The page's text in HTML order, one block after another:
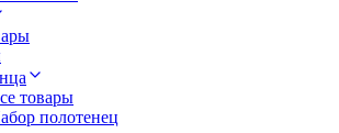
товары
полотенец